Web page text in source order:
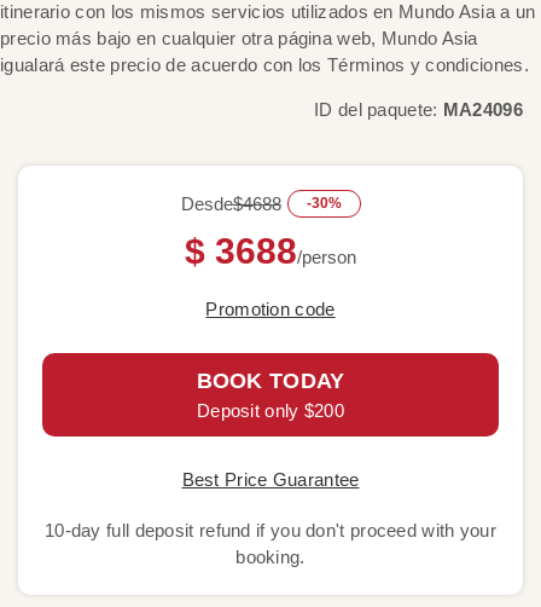
itinerario con los mismos servicios utilizados en Mundo Asia a un
precio más bajo en cualquier otra página web, Mundo Asia
igualará este precio de acuerdo con los Términos y condiciones.
ID del paquete: MA24096
Desde$4688 -30%
$ 3688/person
Promotion code
BOOK TODAY
Deposit only $200
Best Price Guarantee
10-day full deposit refund if you don't proceed with your
booking.